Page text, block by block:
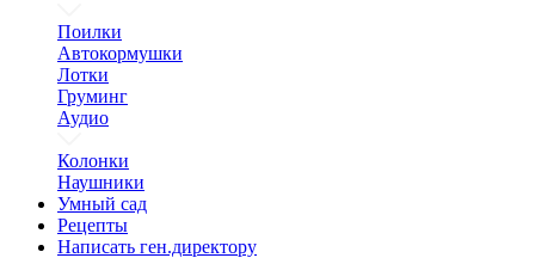
Поилки
Автокормушки
Лотки
Груминг
Аудио
Колонки
Наушники
Умный сад
Рецепты
Написать ген.директору